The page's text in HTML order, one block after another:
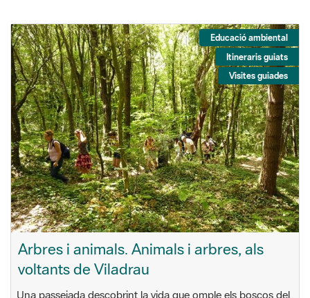
Educació ambiental
Itineraris guiats
Visites guiades
Arbres i animals. Animals i arbres, als
voltants de Viladrau
Una passejada descobrint la vida que omple els boscos del